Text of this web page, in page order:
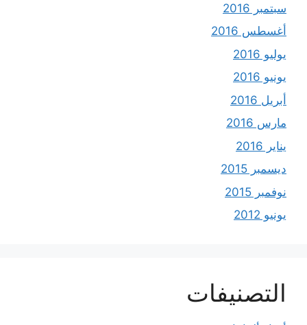
سبتمبر 2016
أغسطس 2016
يوليو 2016
يونيو 2016
أبريل 2016
مارس 2016
يناير 2016
ديسمبر 2015
نوفمبر 2015
يونيو 2012
التصنيفات